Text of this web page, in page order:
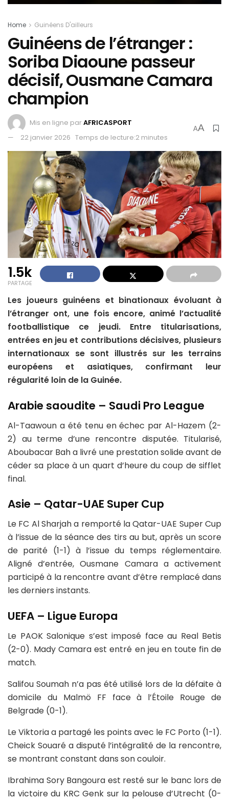
Home Guinéens D'ailleurs
Guinéens de l’étranger :
Soriba Diaoune passeur
décisif, Ousmane Camara
champion
Mis en ligne parAFRICASPORT
22 janvier 2026 Temps de lecture:2 minutes
AA
1.5k
PARTAGE
Les joueurs guinéens et binationaux évoluant à
l’étranger ont, une fois encore, animé l’actualité
footballistique ce jeudi. Entre titularisations,
entrées en jeu et contributions décisives, plusieurs
internationaux se sont illustrés sur les terrains
européens et asiatiques, confirmant leur
régularité loin de la Guinée.
Arabie saoudite – Saudi Pro League
Al-Taawoun a été tenu en échec par Al-Hazem (2-
2) au terme d’une rencontre disputée. Titularisé,
Aboubacar Bah a livré une prestation solide avant de
céder sa place à un quart d’heure du coup de sifflet
final.
Asie – Qatar-UAE Super Cup
Le FC Al Sharjah a remporté la Qatar-UAE Super Cup
à l’issue de la séance des tirs au but, après un score
de parité (1-1) à l’issue du temps réglementaire.
Aligné d’entrée, Ousmane Camara a activement
participé à la rencontre avant d’être remplacé dans
les derniers instants.
UEFA – Ligue Europa
Le PAOK Salonique s’est imposé face au Real Betis
(2-0). Mady Camara est entré en jeu en toute fin de
match.
Salifou Soumah n’a pas été utilisé lors de la défaite à
domicile du Malmö FF face à l’Étoile Rouge de
Belgrade (0-1).
Le Viktoria a partagé les points avec le FC Porto (1-1).
Cheick Souaré a disputé l’intégralité de la rencontre,
se montrant constant dans son couloir.
Ibrahima Sory Bangoura est resté sur le banc lors de
la victoire du KRC Genk sur la pelouse d’Utrecht (0-